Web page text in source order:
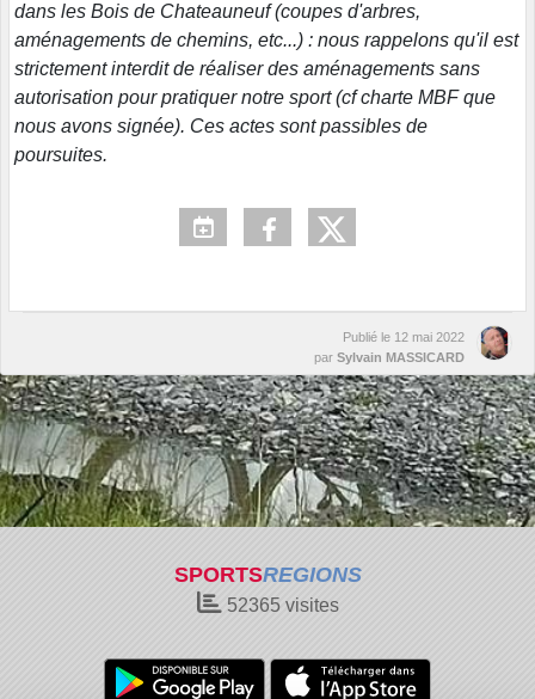
dans les Bois de Chateauneuf (coupes d'arbres,
aménagements de chemins, etc...) : nous rappelons qu'il est
strictement interdit de réaliser des aménagements sans
autorisation pour pratiquer notre sport (cf charte MBF que
nous avons signée). Ces actes sont passibles de
poursuites.
Publié le 12 mai 2022
par Sylvain MASSICARD
SPORTSREGIONS
52365visites